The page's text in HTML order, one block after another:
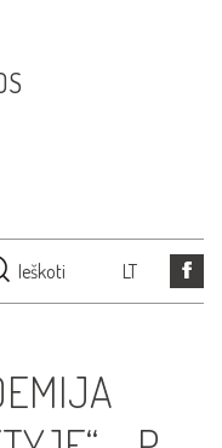
Ieškoti LT